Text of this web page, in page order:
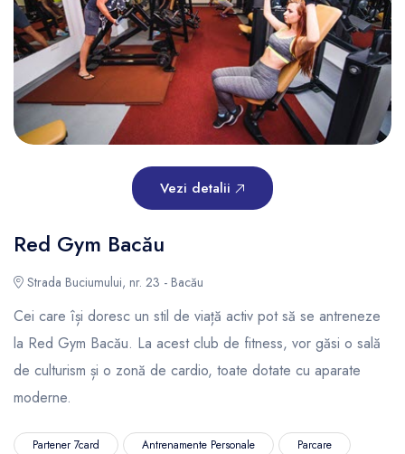
Vezi detalii
Red Gym Bacău
Strada Buciumului, nr. 23 - Bacău
Cei care își doresc un stil de viață activ pot să se antreneze
la Red Gym Bacău. La acest club de fitness, vor găsi o sală
de culturism și o zonă de cardio, toate dotate cu aparate
moderne.
Partener 7card Antrenamente Personale
Parcare